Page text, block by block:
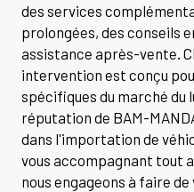
des services
prolongées, des conseils
assistance après-vente.
intervention est conçu
spécifiques du marché du
réputation de BAM-
dans l'importation de
vous accompagnant tout
nous engageons à faire